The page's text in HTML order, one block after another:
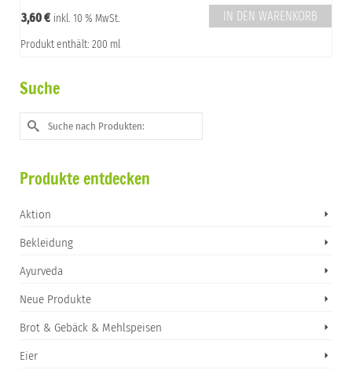
3,60€ inkl. 10 % MwSt.
Produkt enthält: 200 ml
IN DEN WARENKORB
Suche
Suche
nach:
Produkte entdecken
Aktion
Bekleidung
Ayurveda
Neue Produkte
Brot & Gebäck & Mehlspeisen
Eier